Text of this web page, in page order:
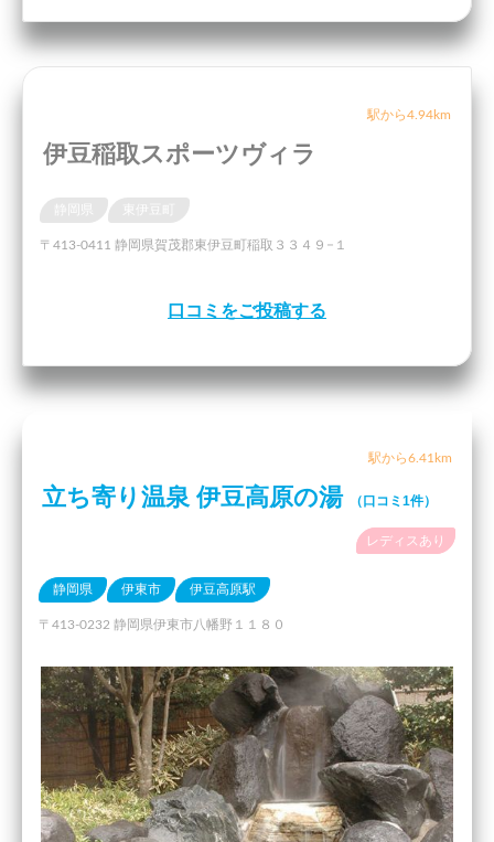
駅から4.94km
伊豆稲取スポーツヴィラ
〒413-0411 静岡県賀茂郡東伊豆町稲取３３４９−１
口コミをご投稿する
駅から6.41km
立ち寄り温泉 伊豆高原の湯 （口コミ1件）
レディスあり
静岡県 伊東市 伊豆高原駅
〒413-0232 静岡県伊東市八幡野１１８０